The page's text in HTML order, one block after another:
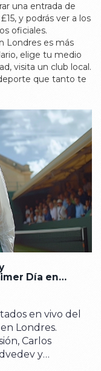
una entrada de
y podrás ver a los
oficiales.
Londres es más
elige tu medio
visita un club local.
que tanto te
Día en
en vivo del
Londres.
Carlos
y
La española